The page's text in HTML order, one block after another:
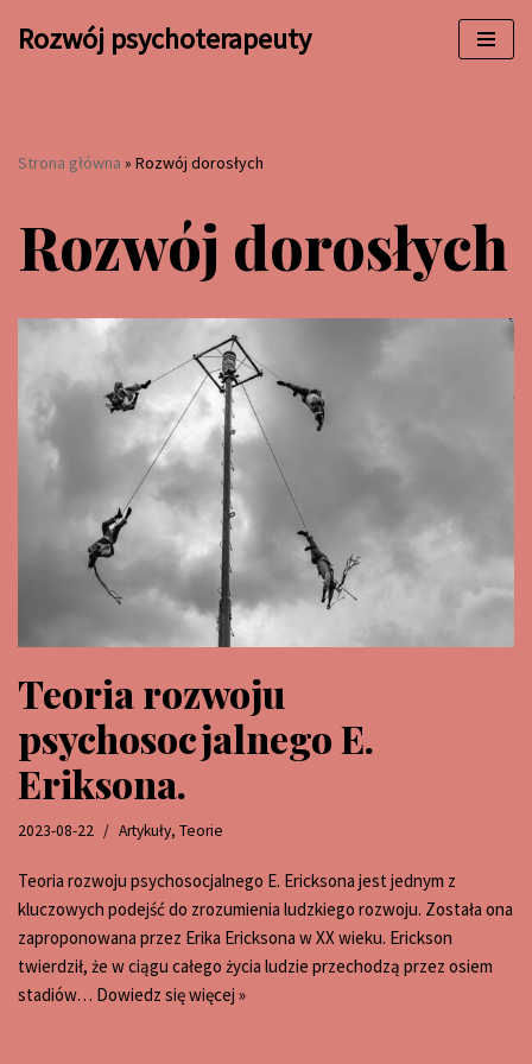
Rozwój psychoterapeuty
Strona główna » Rozwój dorosłych
Rozwój dorosłych
Teoria rozwoju
psychosocjalnego E.
Eriksona.
2023-08-22 Artykuły, Teorie
Teoria rozwoju psychosocjalnego E. Ericksona jest jednym z
kluczowych podejść do zrozumienia ludzkiego rozwoju. Została ona
zaproponowana przez Erika Ericksona w XX wieku. Erickson
twierdził, że w ciągu całego życia ludzie przechodzą przez osiem
stadiów… Dowiedz się więcej »